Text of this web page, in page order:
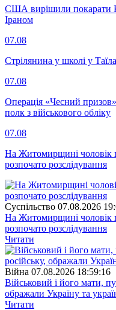
США вирішили покарати
Іраном
07.08
Стрілянина у школі у
07.08
Операція «Чесний
полк з військового обліку
07.08
На Житомирщині чоловік
розпочато розслідування
Суспiльство 07.08.2026
На Житомирщині чоловік
розпочато розслідування
Читати
Війна 07.08.2026 18:59:16
Військовий і його мати,
ображали Україну та
Читати